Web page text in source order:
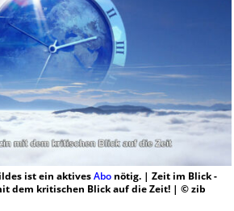
ist ein aktivesAbonötig. | Zeit im Blick -
dem kritischen Blick auf die Zeit! | © zib